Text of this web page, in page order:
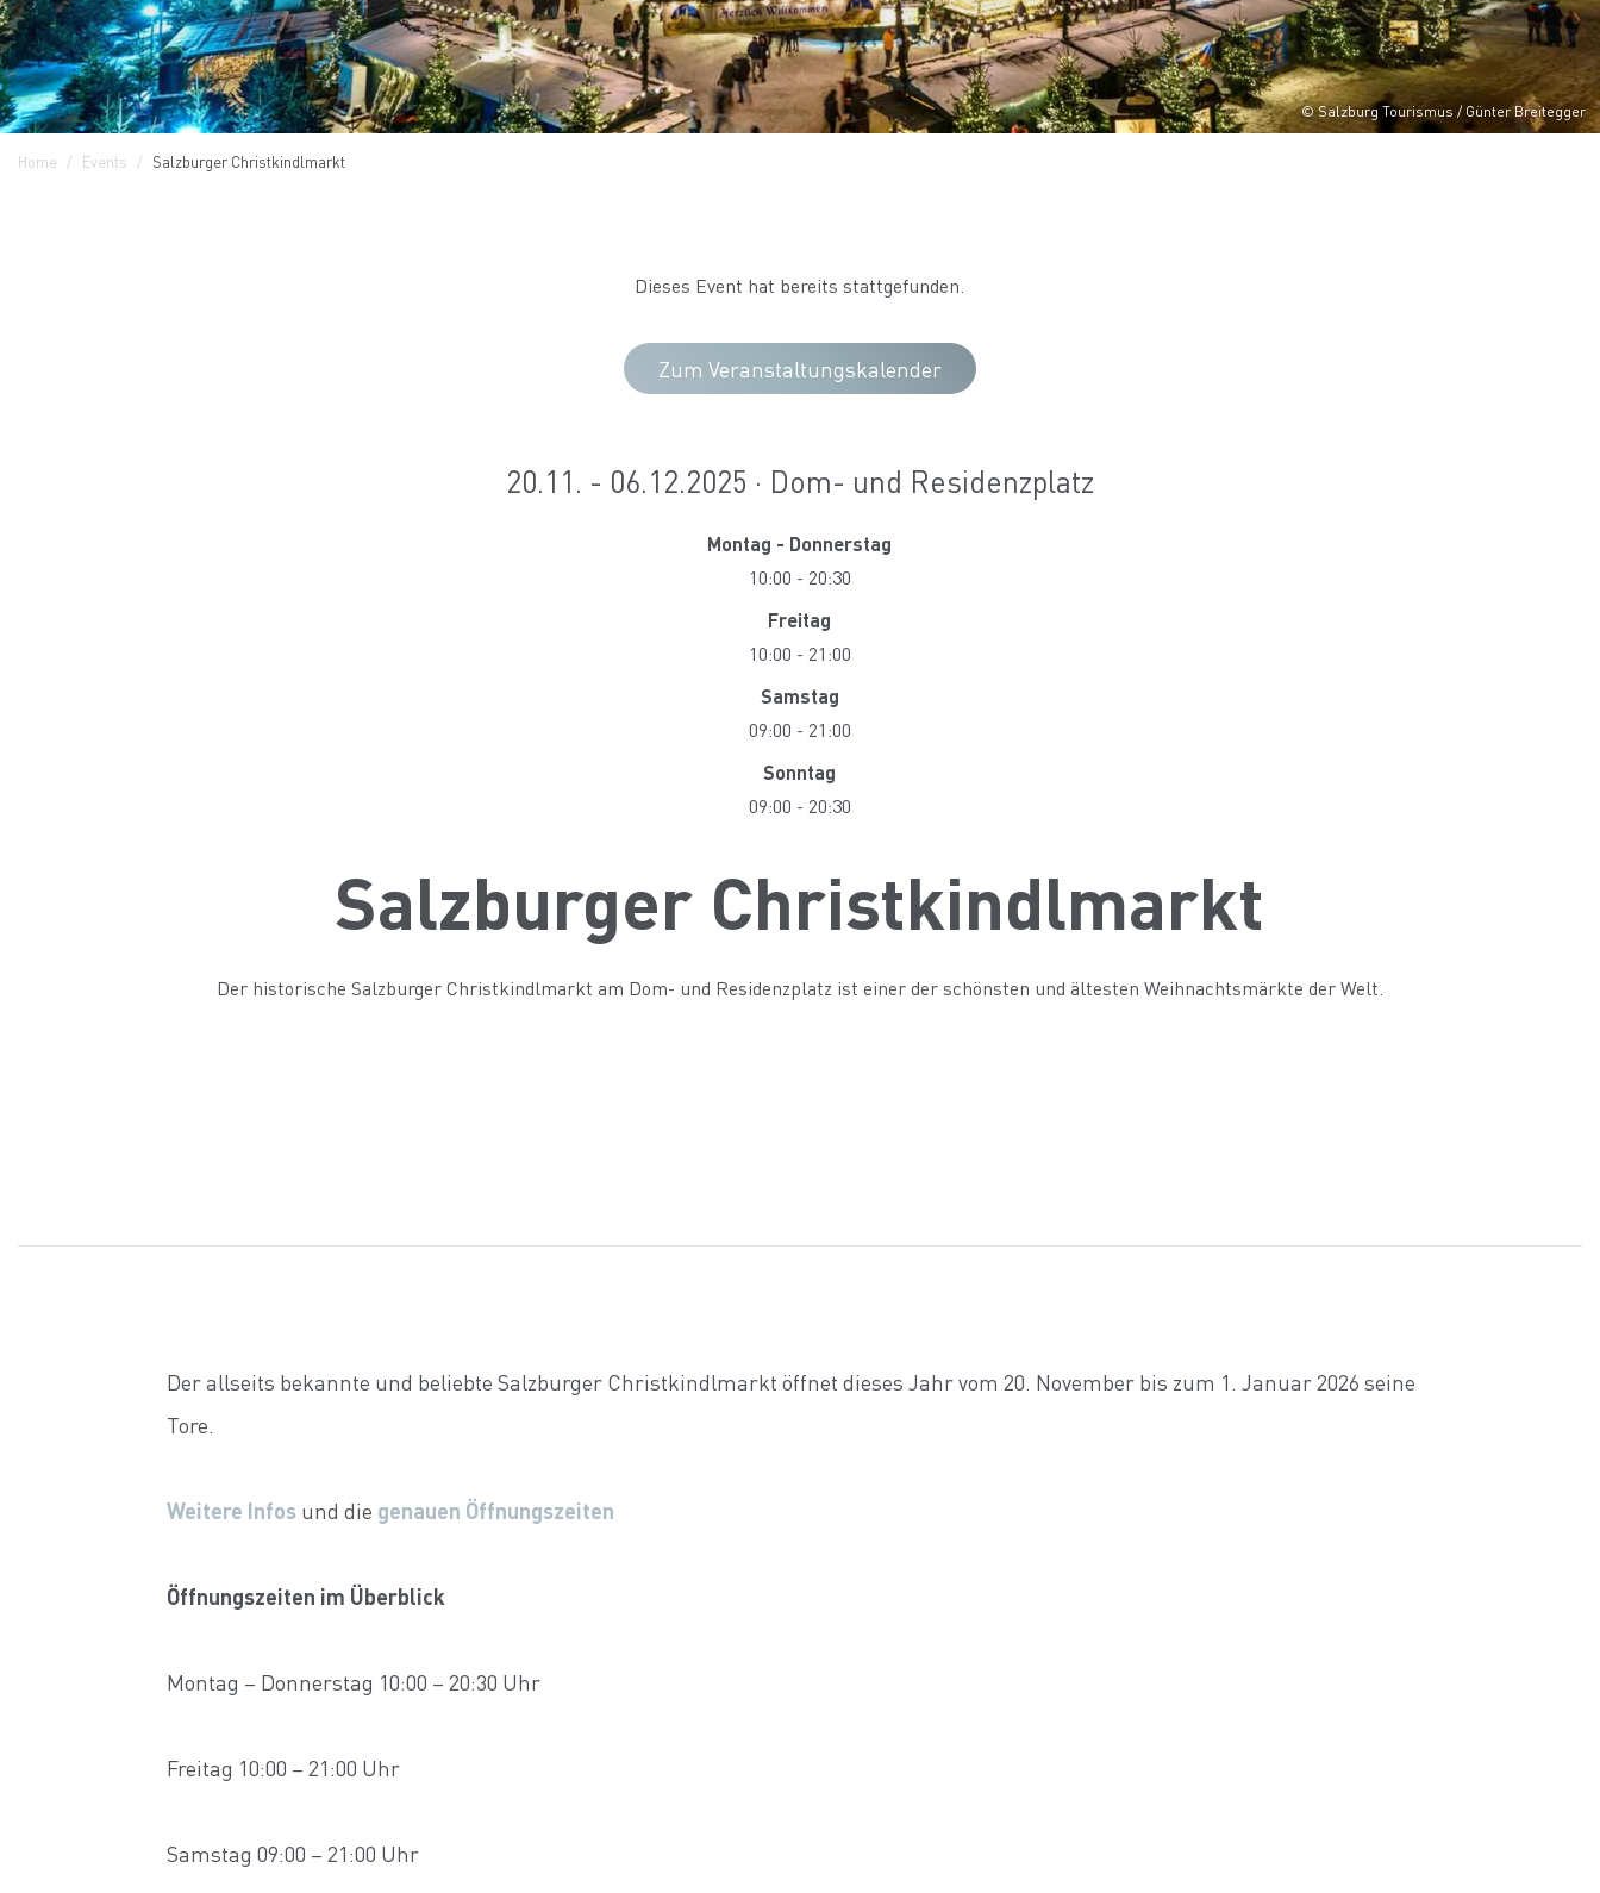
© Salzburg Tourismus / Günter Breitegger
Home Events Salzburger Christkindlmarkt
Dieses Event hat bereits stattgefunden.
Zum Veranstaltungskalender
20.11. - 06.12.2025 · Dom- und Residenzplatz
Montag - Donnerstag
10:00 - 20:30
Freitag
10:00 - 21:00
Samstag
09:00 - 21:00
Sonntag
09:00 - 20:30
Salzburger Christkindlmarkt
Der historische Salzburger Christkindlmarkt am Dom- und Residenzplatz ist einer der schönsten und ältesten Weihnachtsmärkte der Welt.
Der allseits bekannte und beliebte Salzburger Christkindlmarkt öffnet dieses Jahr vom 20. November bis zum 1. Januar 2026 seine
Tore.
Weitere Infos und die genauen Öffnungszeiten
Öffnungszeiten im Überblick
Montag – Donnerstag 10:00 – 20:30 Uhr
Freitag 10:00 – 21:00 Uhr
Samstag 09:00 – 21:00 Uhr